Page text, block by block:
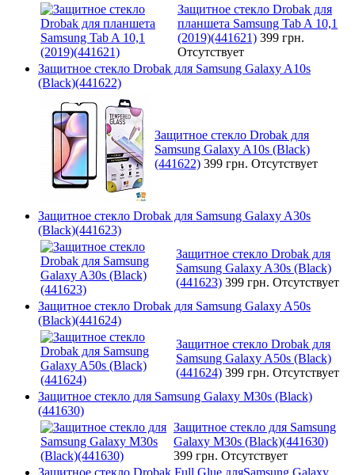
Защитное стекло Drobak для
планшета Samsung Tab A 10,1
(2019)(441621) 399 грн.
Отсутствует
Защитное стекло Drobak для Samsung Galaxy A10s
(Black)(441622)
Защитное стекло Drobak для
Samsung Galaxy A10s (Black)
(441622) 399 грн. Отсутствует
Защитное стекло Drobak для Samsung Galaxy A30s
(Black)(441623)
Защитное стекло Drobak для
Samsung Galaxy A30s (Black)
(441623) 399 грн. Отсутствует
Защитное стекло Drobak для Samsung Galaxy A50s
(Black)(441624)
Защитное стекло Drobak для
Samsung Galaxy A50s (Black)
(441624) 399 грн. Отсутствует
Защитное стекло для Samsung Galaxy M30s (Black)
(441630)
Защитное стекло для Samsung
Galaxy M30s (Black)(441630)
399 грн. Отсутствует
Защитное стекло Drobak Full Glue дляSamsung Galaxy